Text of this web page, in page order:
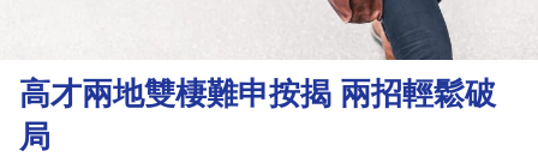
理
財
高才兩地雙棲難申按揭 兩招輕鬆破
局